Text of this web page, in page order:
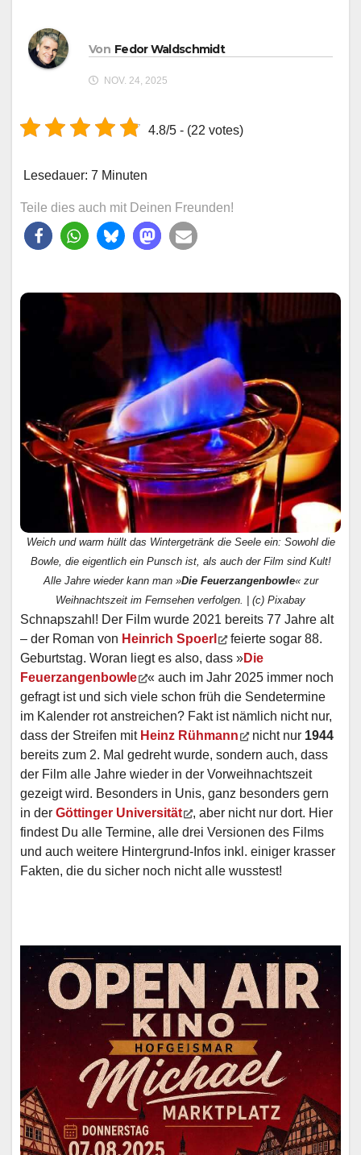
Von Fedor Waldschmidt
NOV. 24, 2025
4.8/5 - (22 votes)
Lesedauer: 7 Minuten
Teile dies auch mit Deinen Freunden!
Weich und warm hüllt das Wintergetränk die Seele ein: Sowohl die
Bowle, die eigentlich ein Punsch ist, als auch der Film sind Kult!
Alle Jahre wieder kann man »Die Feuerzangenbowle« zur
Weihnachtszeit im Fernsehen verfolgen. | (c) Pixabay
Schnapszahl! Der Film wurde 2021 bereits 77 Jahre alt
– der Roman von Heinrich Spoerl
feierte sogar 88.
Geburtstag. Woran liegt es also, dass »Die
Feuerzangenbowle
« auch im Jahr 2025 immer noch
gefragt ist und sich viele schon früh die Sendetermine
im Kalender rot anstreichen? Fakt ist nämlich nicht nur,
dass der Streifen mit Heinz Rühmann nicht nur 1944
bereits zum 2. Mal gedreht wurde, sondern auch, dass
der Film alle Jahre wieder in der Vorweihnachtszeit
gezeigt wird. Besonders in Unis, ganz besonders gern
in der Göttinger Universität
, aber nicht nur dort. Hier
findest Du alle Termine, alle drei Versionen des Films
und auch weitere Hintergrund-Infos inkl. einiger krasser
Fakten, die du sicher noch nicht alle wusstest!